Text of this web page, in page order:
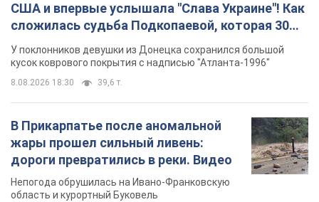
США и впервые услышала "Слава Украине"! Как
сложилась судьба Подкопаевой, которая 30
лет назад завоевала "золото" Олимпиады
У поклонников девушки из Донецка сохранился большой
кусок коврового покрытия с надписью "Атланта-1996"
8.08.2026 18:30 39,6 т.
В Прикарпатье после аномальной
жары прошел сильный ливень:
дороги превратились в реки. Видео
Непогода обрушилась на Ивано-Франковскую
область и курортный Буковель